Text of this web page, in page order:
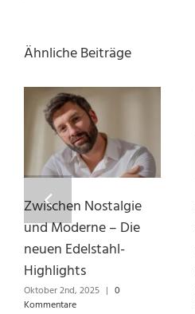
Ähnliche Beiträge
Zwischen Nostalgie
und Moderne – Die
neuen Edelstahl-
Highlights
Oktober 2nd, 2025 | 0
Kommentare